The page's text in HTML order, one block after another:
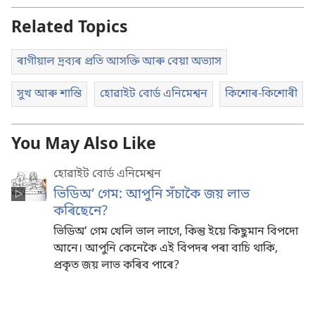
Related Topics
ৰাগীয়াল দ্ৰব্যৰ প্ৰতি আসক্তি আৰু বেয়া অভ্যাস
সুখ আৰু শান্তি হোৱাইট বোৰ্ড এনিমেশ্বন কিশোৰ-কিশোৰী
You May Also Like
হোৱাইট বোৰ্ড এনিমেশ্বন
ভিডিঅ’ গেম: আপুনি সঁচাকৈ জয় লাভ
কৰিছেনে?
ভিডিঅ’ গেম খেলি ভাল লাগে, কিন্তু ইয়ে কিছুমান বিপদো
আনে। আপুনি কেনেকৈ এই বিপদৰ পৰা বাচি থাকি,
প্ৰকৃত জয় লাভ কৰিব পাৰে?